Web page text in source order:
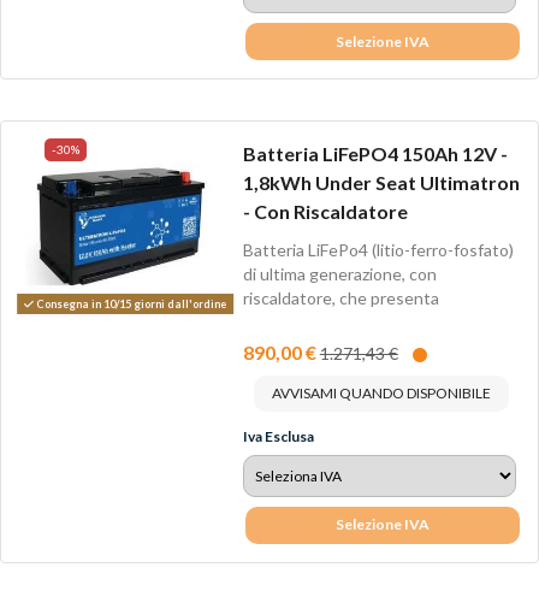
Selezione IVA
-30%
Consegna in 10/15 giorni dall'ordine
Batteria LiFePO4 150Ah 12V -
1,8kWh Under Seat Ultimatron
- Con Riscaldatore
Batteria LiFePo4 (litio-ferro-fosfato)
di ultima generazione, con
riscaldatore, che presenta
890,00 €1.271,43 €
AVVISAMI QUANDO DISPONIBILE
Iva Esclusa
Selezione IVA